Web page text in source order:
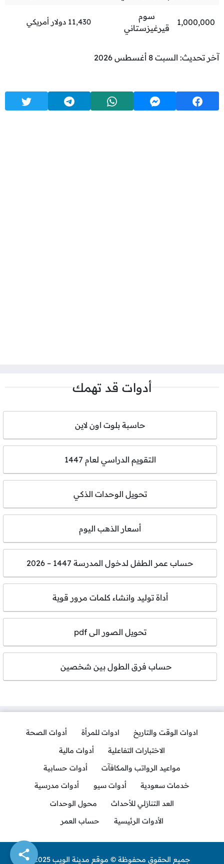
1,000,000
سوم
قيرغيزستاني
11,430 دولار أمريكي
آخر تحديث: السبت 8 أغسطس 2026
أدوات قد تهمك
حاسبة بلوت اون لاين
التقويم الدراسي لعام 1447
تحويل الوحدات الذكي
أسعار الذهب اليوم
حساب عمر الطفل لدخول المدرسة 1447 – 2026
أداة توليد وانشاء كلمات مرور قوية
تحويل الصور الى pdf
حساب فرق الطول بين شخصين
ادوات الوقت والتاريخ ادوات للمرأة
أدوات الصحة
الاختبارات التفاعلية
أدوات مالية
مواعيد الرواتب والمكافآت
أدوات حسابية
خدمات سعودية
أدوات سيو
أدوات مدرسية
العد التنازلي للأحداث
محول الوحدات
الأدوات الرئيسية
حساب العمر
جميع الحقوق محفوظة © موقع مدينة الويب 2025